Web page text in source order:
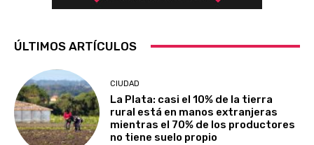
ÚLTIMOS ARTÍCULOS
CIUDAD
La Plata: casi el 10% de la tierra
rural está en manos extranjeras
mientras el 70% de los productores
no tiene suelo propio